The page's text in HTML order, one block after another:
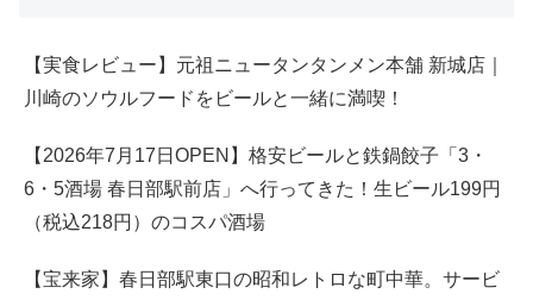
【実食レビュー】元祖ニュータンタンメン本舗 新城店｜
川崎のソウルフードをビールと一緒に満喫！
【2026年7月17日OPEN】格安ビールと鉄鍋餃子「3・
6・5酒場 春日部駅前店」へ行ってきた！生ビール199円
（税込218円）のコスパ酒場
【宝来家】春日部駅東口の昭和レトロな町中華。サービ